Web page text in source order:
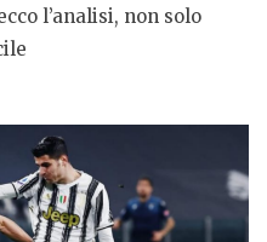
l’analisi, non solo